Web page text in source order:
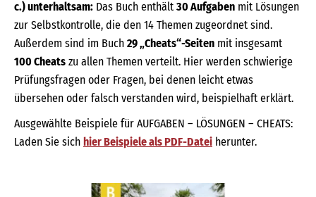
c.) unterhaltsam: Das Buch enthält 30 Aufgaben mit Lösungen
zur Selbstkontrolle, die den 14 Themen zugeordnet sind.
Außerdem sind im Buch 29 „Cheats“-Seiten mit insgesamt
100 Cheats zu allen Themen verteilt. Hier werden schwierige
Prüfungsfragen oder Fragen, bei denen leicht etwas
übersehen oder falsch verstanden wird, beispielhaft erklärt.
Ausgewählte Beispiele für AUFGABEN – LÖSUNGEN – CHEATS:
Laden Sie sich hier Beispiele als PDF-Datei herunter.